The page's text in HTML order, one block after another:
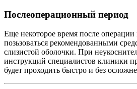
Послеоперационный период
Еще некоторое время после
позьзоваться рекомендованными
слизистой оболочки. При
инструкций специалистов клиники
будет проходить быстро и без